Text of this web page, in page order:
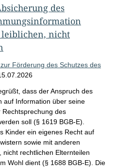
des
leiblichen, nicht
Förderung des Schutzes des
dass der Anspruch des
auf Information über seine
des
soll (§ 1619 BGB-E).
Kinder ein eigenes Recht auf
sowie mit anderen
nicht rechtlichen Elternteilen
Wohl dient (§ 1688 BGB-E). Die